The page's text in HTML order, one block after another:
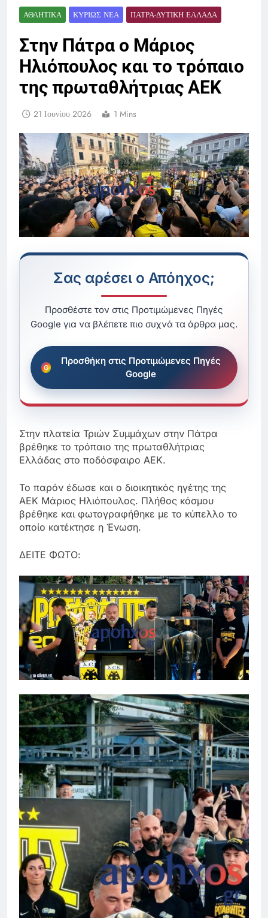
ΑΘΛΗΤΙΚΆ ΚΥΡΊΩΣ ΝΈΑ ΠΆΤΡΑ-ΔΥΤΙΚΉ ΕΛΛΆΔΑ
Στην Πάτρα ο Μάριος
Ηλιόπουλος και το τρόπαιο
της πρωταθλήτριας ΑΕΚ
21 Ιουνίου 2026 1 Mins
Σας αρέσει ο Απόηχος;
Προσθέστε τον στις Προτιμώμενες Πηγές
Google για να βλέπετε πιο συχνά τα άρθρα μας.
Προσθήκη στις Προτιμώμενες Πηγές
Google
Στην πλατεία Τριών Συμμάχων στην Πάτρα
βρέθηκε το τρόπαιο της πρωταθλήτριας
Ελλάδας στο ποδόσφαιρο ΑΕΚ.
Το παρόν έδωσε και ο διοικητικός ηγέτης της
ΑΕΚ Μάριος Ηλιόπουλος. Πλήθος κόσμου
βρέθηκε και φωτογραφήθηκε με το κύπελλο το
οποίο κατέκτησε η Ένωση.
ΔΕΙΤΕ ΦΩΤΟ: